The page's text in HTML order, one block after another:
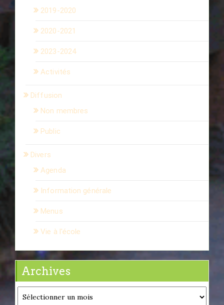
2019-2020
2020-2021
2023-2024
Activités
Diffusion
Non membres
Public
Divers
Agenda
Information générale
Menus
Vie à l'école
Archives